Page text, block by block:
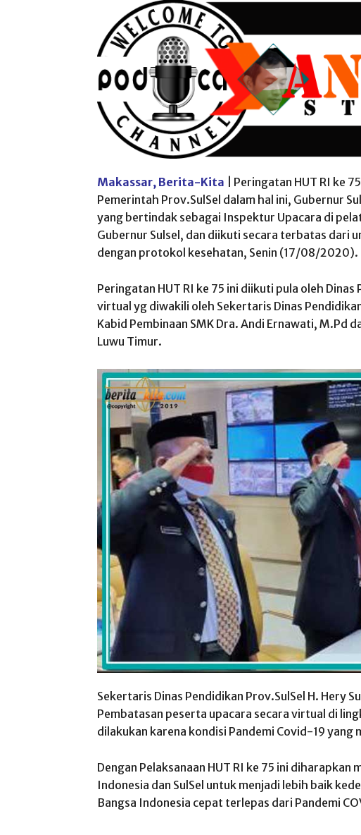
Makassar, Berita-Kita
| Peringatan HUT RI ke
Pemerintah Prov.SulSel dalam hal ini, Gubernur
yang bertindak sebagai Inspektur Upacara di
Gubernur Sulsel, dan diikuti secara terbatas dari
dengan protokol kesehatan, Senin (17/08/2020).
Peringatan HUT RI ke 75 ini diikuti pula oleh Dinas
virtual yg diwakili oleh Sekertaris Dinas
Kabid Pembinaan SMK Dra. Andi Ernawati, M.Pd
Luwu Timur.
Sekertaris Dinas Pendidikan Prov.SulSel H. Hery
Pembatasan peserta upacara secara virtual di
dilakukan karena kondisi Pandemi Covid-19 yang
Dengan Pelaksanaan HUT RI ke 75 ini diharapkan
Indonesia dan SulSel untuk menjadi lebih baik
Bangsa Indonesia cepat terlepas dari Pandemi